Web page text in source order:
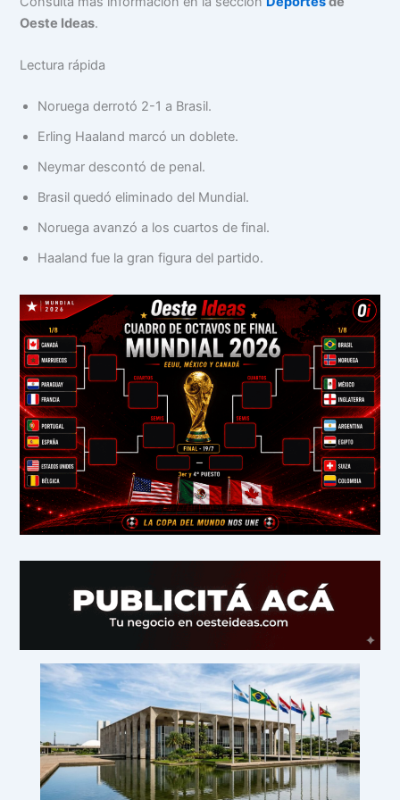
Oeste Ideas.
Lectura rápida
Noruega derrotó 2-1 a Brasil.
Erling Haaland marcó un doblete.
Neymar descontó de penal.
Brasil quedó eliminado del Mundial.
Noruega avanzó a los cuartos de final.
Haaland fue la gran figura del partido.